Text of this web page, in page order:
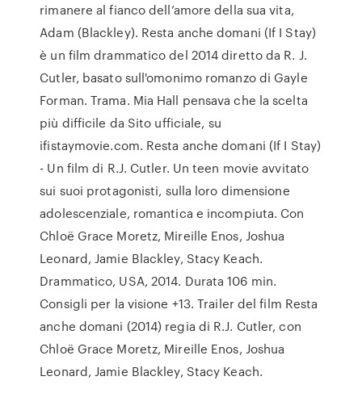
rimanere al fianco dell’amore della sua vita,
Adam (Blackley). Resta anche domani (If I Stay)
è un film drammatico del 2014 diretto da R. J.
Cutler, basato sull'omonimo romanzo di Gayle
Forman. Trama. Mia Hall pensava che la scelta
più difficile da Sito ufficiale, su
ifistaymovie.com. Resta anche domani (If I Stay)
- Un film di R.J. Cutler. Un teen movie avvitato
sui suoi protagonisti, sulla loro dimensione
adolescenziale, romantica e incompiuta. Con
Chloë Grace Moretz, Mireille Enos, Joshua
Leonard, Jamie Blackley, Stacy Keach.
Drammatico, USA, 2014. Durata 106 min.
Consigli per la visione +13. Trailer del film Resta
anche domani (2014) regia di R.J. Cutler, con
Chloë Grace Moretz, Mireille Enos, Joshua
Leonard, Jamie Blackley, Stacy Keach.